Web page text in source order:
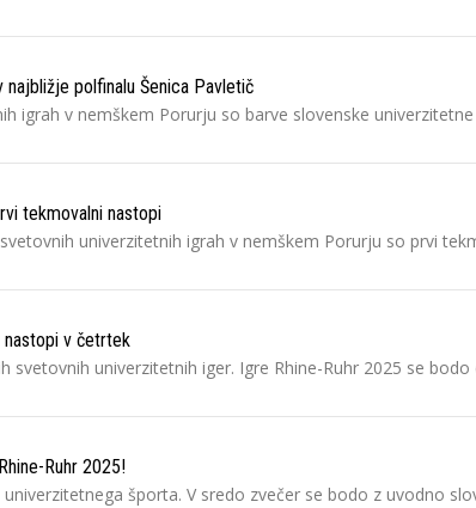
polfinalu Šenica Pavletič
igrah v nemškem Porurju so barve slovenske
tekmovalni nastopi
univerzitetnih igrah v nemškem Porurju so prvi
nastopi v četrtek
univerzitetnih iger. Igre Rhine-Ruhr 2025 se
Ruhr 2025!
športa. V sredo zvečer se bodo z uvodno